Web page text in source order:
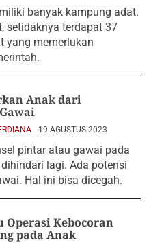
banyak kampung adat.
setidaknya terdapat 37
yang memerlukan
Anak dari
19 AGUSTUS 2023
pintar atau gawai pada
lagi. Ada potensi
Hal ini bisa dicegah.
Operasi Kebocoran
pada Anak